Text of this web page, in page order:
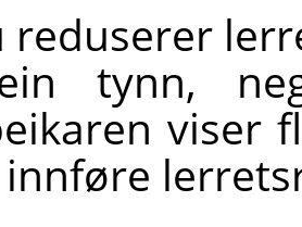
reduserer
tynn,
viser